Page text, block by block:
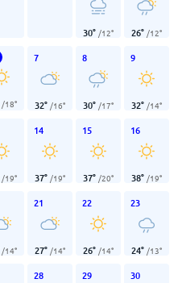
30° /12° 26° /12°
/18°
7
32° /16°
8
30° /17°
9
32° /14°
/19°
14
37° /19°
15
37° /20°
16
38° /19°
/14°
21
27° /14°
22
26° /14°
23
24° /13°
28 29 30